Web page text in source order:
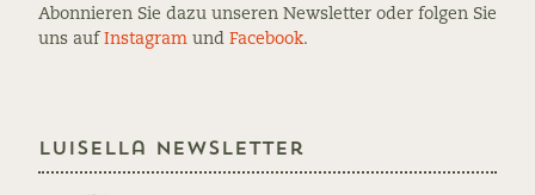
Abonnieren Sie dazu unseren Newsletter oder folgen Sie
uns auf Instagram und Facebook.
Luisella Newsletter